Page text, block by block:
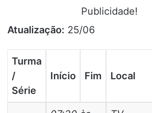
Publicidade!
Atualização: 25/06
Turma
/
Série
Início Fim Local